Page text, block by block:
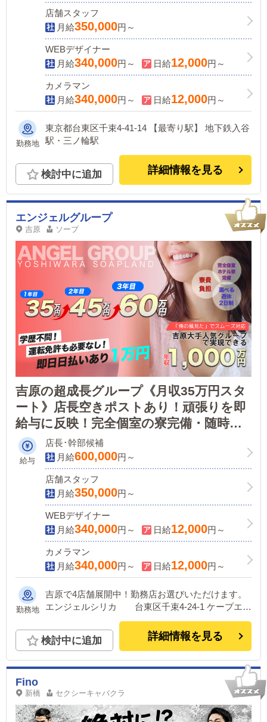
店舗スタッフ
月給350,000円～
WEBデザイナー
月給340,000円～ 日給12,000円～
カメラマン
月給340,000円～ 日給12,000円～
勤務地
東京都台東区千束4-41-14 【最寄り駅】 地下鉄入谷
駅・三ノ輪駅
検討中に追加 詳細情報を見る
エンジェルグループ
吉原 ソープ
吉原の超成長グループ《月収35万円スタ
ート》店長空きポストあり！頑張りを即
給与に反映！完全個室の寮完備・随時査
定あり・日払いOK・選べる週休2日制な
ど福利厚生充実！明るく仕事に向き合え
る方大歓迎◎
給与
店長･幹部候補
月給600,000円～
店舗スタッフ
月給350,000円～
WEBデザイナー
月給340,000円～ 日給12,000円～
カメラマン
月給340,000円～ 日給12,000円～
勤務地
吉原で4店舗展開中！勤務店お選びいただけます。
エンジェルシリカ 台東区千束4-24-1 ケープエン
台東区千束4-17-6 シェリーエンジェル 台東区千束
4-20-7
検討中に追加 詳細情報を見る
Fino
新橋 セクシーキャバクラ